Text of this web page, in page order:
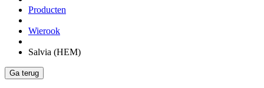
Producten
Wierook
Salvia (HEM)